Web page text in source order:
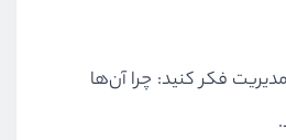
فکر کنید: چرا آن‌ها